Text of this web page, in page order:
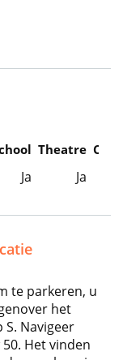
Theatre
Ja Ja
te parkeren, u
het
Navigeer
Het vinden